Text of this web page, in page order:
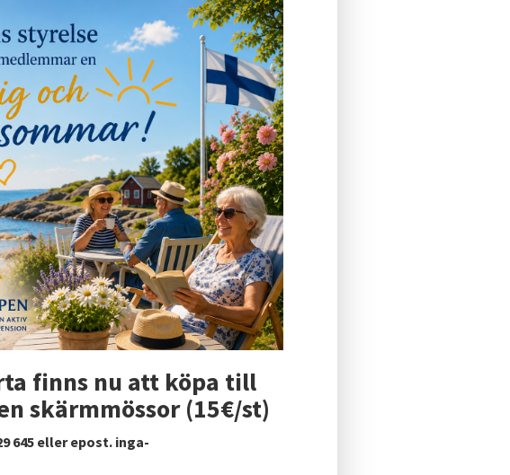
finns nu att köpa till
skärmmössor (15€/st)
645 eller epost. inga-